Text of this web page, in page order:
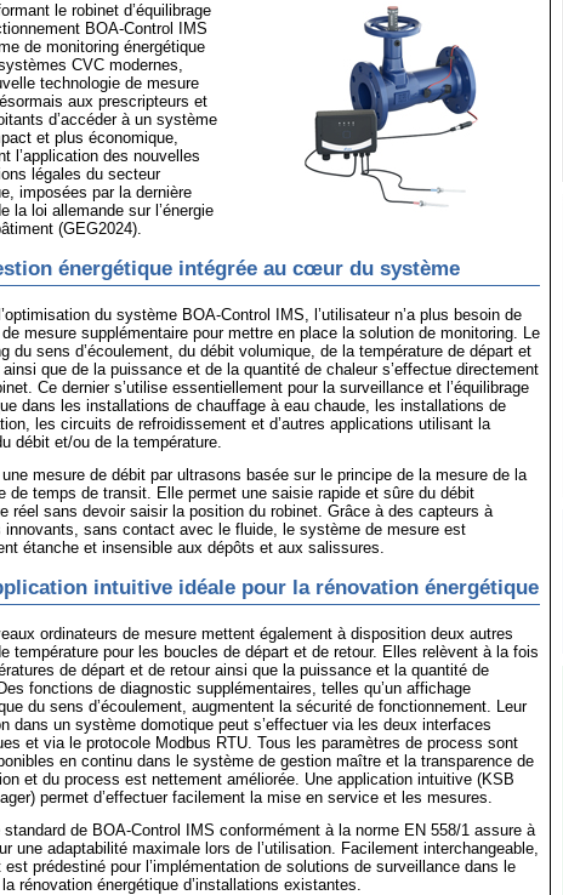
le robinet d’équilibrage
BOA-Control IMS
de monitoring énergétique
CVC modernes,
technologie de mesure
aux prescripteurs et
d’accéder à un système
et plus économique,
l’application des nouvelles
légales du secteur
imposées par la dernière
la loi allemande sur l’énergie
(GEG2024).
énergétique intégrée au cœur du système
du système BOA-Control IMS, l’utilisateur n’a plus besoin de
mesure supplémentaire pour mettre en place la solution de monitoring. Le
du sens d’écoulement, du débit volumique, de la température de départ et
ainsi que de la puissance et de la quantité de chaleur s’effectue directement
Ce dernier s’utilise essentiellement pour la surveillance et l’équilibrage
dans les installations de chauffage à eau chaude, les installations de
les circuits de refroidissement et d’autres applications utilisant la
débit et/ou de la température.
une mesure de débit par ultrasons basée sur le principe de la mesure de la
de temps de transit. Elle permet une saisie rapide et sûre du débit
réel sans devoir saisir la position du robinet. Grâce à des capteurs à
innovants, sans contact avec le fluide, le système de mesure est
étanche et insensible aux dépôts et aux salissures.
intuitive idéale pour la rénovation énergétique
ordinateurs de mesure mettent également à disposition deux autres
température pour les boucles de départ et de retour. Elles relèvent à la fois
de départ et de retour ainsi que la puissance et la quantité de
fonctions de diagnostic supplémentaires, telles qu’un affichage
du sens d’écoulement, augmentent la sécurité de fonctionnement. Leur
dans un système domotique peut s’effectuer via les deux interfaces
et via le protocole Modbus RTU. Tous les paramètres de process sont
en continu dans le système de gestion maître et la transparence de
et du process est nettement améliorée. Une application intuitive (KSB
permet d’effectuer facilement la mise en service et les mesures.
standard de BOA-Control IMS conformément à la norme EN 558/1 assure à
une adaptabilité maximale lors de l’utilisation. Facilement interchangeable,
est prédestiné pour l’implémentation de solutions de surveillance dans le
rénovation énergétique d’installations existantes.